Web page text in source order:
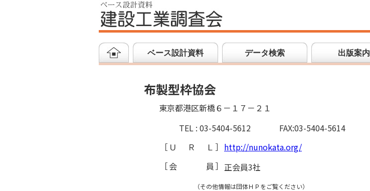
ベース設計資料 データ検索 出版案内
布製型枠協会
東京都港区新橋６－１７－２１
TEL : 03-5404-5612
FAX:03-5404-5614
［ ＵＲＬ ］ http://nunokata.org/
［会員 ］ 正会員3社
（その他情報は団体ＨＰをご覧ください）